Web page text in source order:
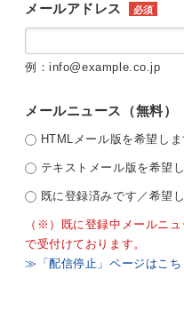
メールアドレス 必須
例：info@example.co.jp
メールニュース（無料）
HTMLメール版を希望しま
テキストメール版を希望
既に登録済みです／希望
（※）既に登録中メールニ
で受付けております。
≫「配信停止」ページはこち